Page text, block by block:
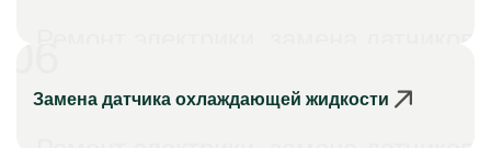
Замена датчика охлаждающей жидкости